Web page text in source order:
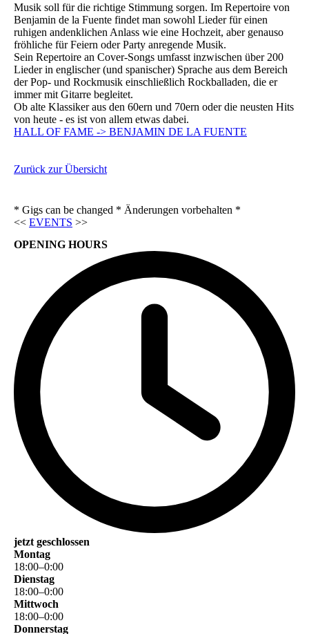
Musik soll für die richtige Stimmung sorgen. Im Repertoire von
Benjamin de la Fuente findet man sowohl Lieder für einen
ruhigen andenklichen Anlass wie eine Hochzeit, aber genauso
fröhliche für Feiern oder Party anregende Musik.
Sein Repertoire an Cover-Songs umfasst inzwischen über 200
Lieder in englischer (und spanischer) Sprache aus dem Bereich
der Pop- und Rockmusik einschließlich Rockballaden, die er
immer mit Gitarre begleitet.
Ob alte Klassiker aus den 60ern und 70ern oder die neusten Hits
von heute - es ist von allem etwas dabei.
HALL OF FAME -> BENJAMIN DE LA FUENTE
Zurück zur Übersicht
* Gigs can be changed * Änderungen vorbehalten *
<< EVENTS >>
OPENING HOURS
jetzt geschlossen
Montag
18:00–0:00
Dienstag
18:00–0:00
Mittwoch
18:00–0:00
Donnerstag